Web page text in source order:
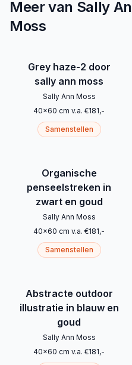
Meer van Sally
Moss
Grey haze-2 door
sally ann moss
Sally Ann Moss
40x60 cm v.a. €181,-
Samenstellen
Organische
penseelstreken in
zwart en goud
Sally Ann Moss
40x60 cm v.a. €181,-
Samenstellen
Abstracte outdoor
illustratie in blauw en
goud
Sally Ann Moss
40x60 cm v.a. €181,-